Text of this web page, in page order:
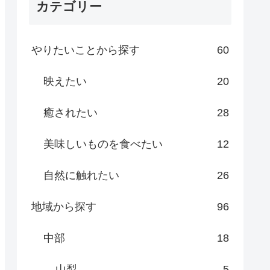
カテゴリー
やりたいことから探す 60
映えたい 20
癒されたい 28
美味しいものを食べたい 12
自然に触れたい 26
地域から探す 96
中部 18